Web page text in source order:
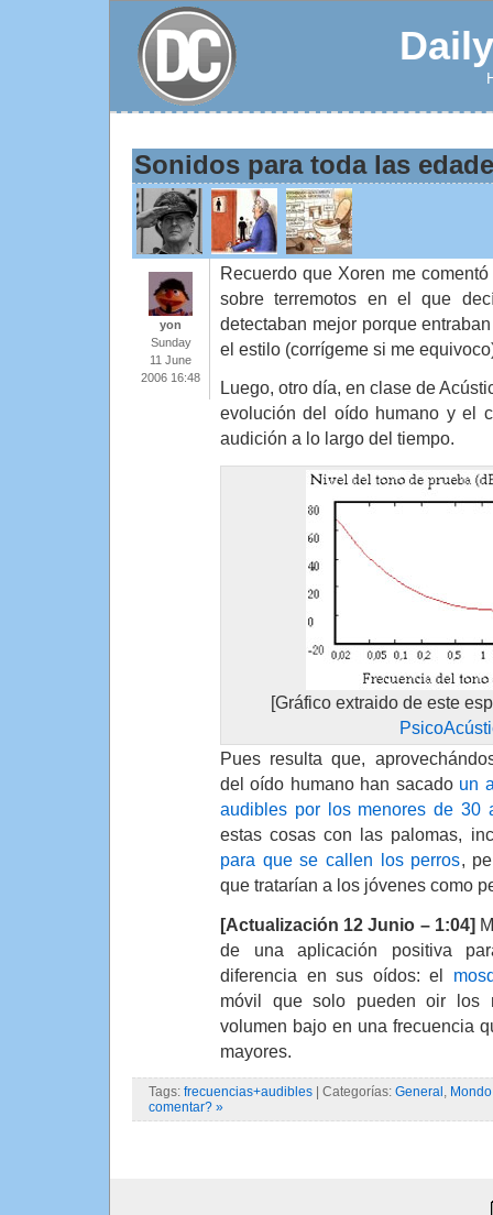
Sonidos para toda las
yon
Sunday
11 June
2006 16:48
Recuerdo que Xoren me
sobre terremotos en el que
detectaban mejor porque
el estilo (corrígeme si me
Luego, otro día, en clase de
evolución del oído humano y el
audición a lo largo del tiempo.
[Gráfico extraido de este
Pues resulta que,
del oído humano han sacado un
audibles por los menores de 30
estas cosas con las palomas,
para que se callen los perros,
que tratarían a los jóvenes como
[Actualización 12 Junio – 1:04]
de una aplicación positiva
diferencia en sus oídos: el
móvil que solo pueden oir los
volumen bajo en una frecuencia
mayores.
Tags: frecuencias+audibles | Categorías: General ,
comentar? »